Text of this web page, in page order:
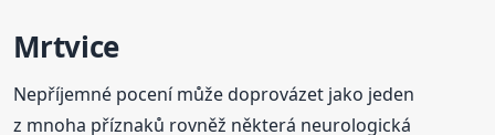
Mrtvice
Nepříjemné pocení může doprovázet jako jeden
z mnoha příznaků rovněž některá neurologická